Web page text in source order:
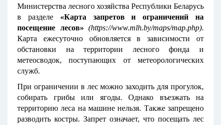
Министерства лесного хозяйства Республики Беларусь
в разделе «Карта запретов и ограничений на
посещение лесов» (https://www.mlh.by/maps/map.php).
Карта ежесуточно обновляется в зависимости от
обстановки на территории лесного фонда и
метеосводок, поступающих от метеорологических
служб.
При ограничении в лес можно заходить для прогулок,
собирать грибы или ягоды. Однако въезжать на
территорию леса на машине нельзя. Также запрещено
разводить костры. Запрет означает, что посещать лес